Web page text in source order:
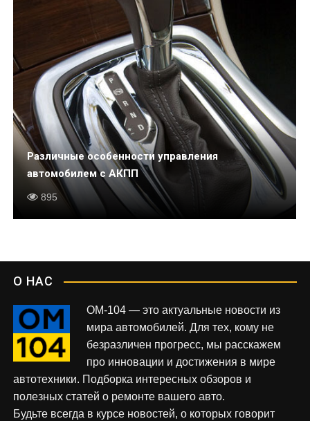
Различные особенности управления
автомобилем с АКПП
895
О НАС
OM-104 — это актуальные новости из
мира автомобилей. Для тех, кому не
безразличен прогресс, мы расскажем
про инновации и достижения в мире
автотехники. Подборка интересных обзоров и
полезных статей о ремонте вашего авто.
Будьте всегда в курсе новостей, о которых говорит